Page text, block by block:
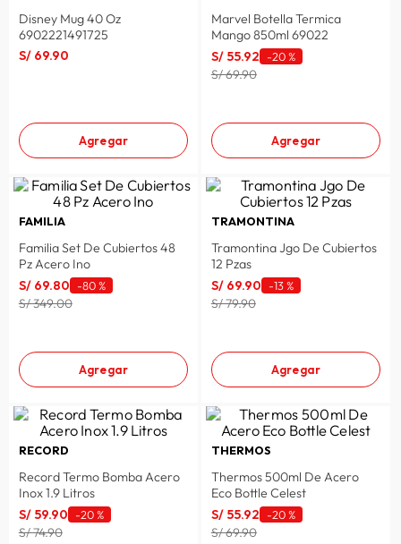
Disney Mug 40 Oz
6902221491725
S/ 69.90
Agregar
Marvel Botella Termica
Mango 850ml 69022
S/ 55.92 -20 %
S/ 69.90
Agregar
FAMILIA
Familia Set De Cubiertos 48
Pz Acero Ino
S/ 69.80 -80 %
S/ 349.00
Agregar
TRAMONTINA
Tramontina Jgo De Cubiertos
12 Pzas
S/ 69.90 -13 %
S/ 79.90
Agregar
RECORD
Record Termo Bomba Acero
Inox 1.9 Litros
S/ 59.90 -20 %
S/ 74.90
THERMOS
Thermos 500ml De Acero
Eco Bottle Celest
S/ 55.92 -20 %
S/ 69.90